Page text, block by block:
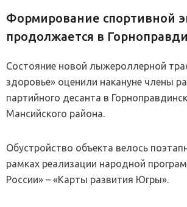
Формирование спортивной
продолжается в
Состояние новой лыжероллерной
здоровье» оценили накануне члены
партийного десанта в
Мансийского района.
Обустройство объекта велось
рамках реализации народной
России» – «Карты развития Югры».